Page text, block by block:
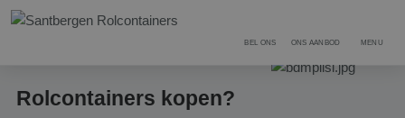
BEL ONS ONS AANBOD MENU
Rolcontainers kopen?